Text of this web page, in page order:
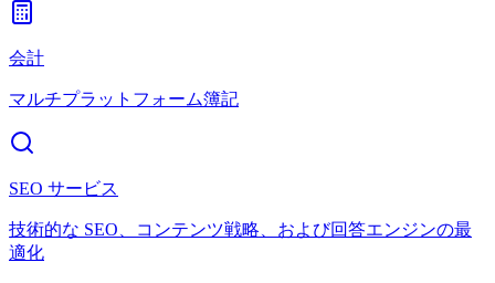
会計
マルチプラットフォーム簿記
SEO サービス
技術的な SEO、コンテンツ戦略、および回答エンジンの最
適化